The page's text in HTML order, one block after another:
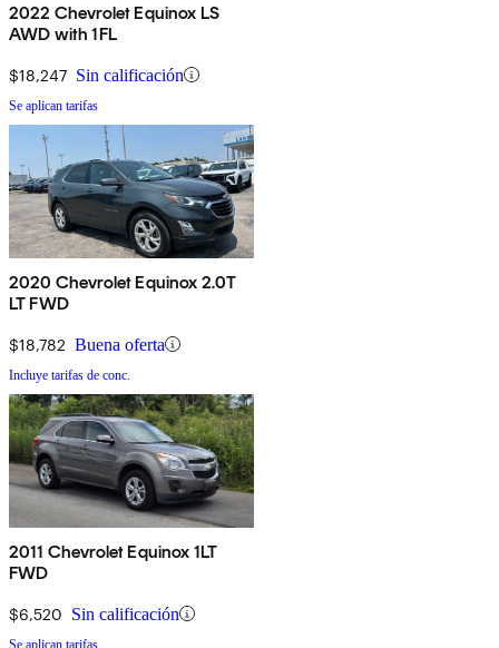
2022 Chevrolet Equinox LS
AWD with 1FL
$18,247 Sin calificación
Se aplican tarifas
2020 Chevrolet Equinox 2.0T
LT FWD
$18,782 Buena oferta
Incluye tarifas de conc.
2011 Chevrolet Equinox 1LT
FWD
$6,520 Sin calificación
Se aplican tarifas